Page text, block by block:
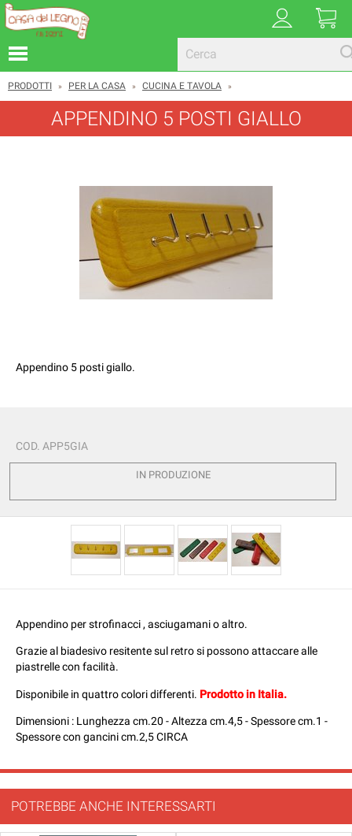
PRODOTTI » PER LA CASA » CUCINA E TAVOLA »
APPENDINO 5 POSTI GIALLO
Appendino 5 posti giallo.
COD. APP5GIA
IN PRODUZIONE
Appendino per strofinacci , asciugamani o altro.
Grazie al biadesivo resitente sul retro si possono attaccare alle
piastrelle con facilità.
Disponibile in quattro colori differenti. Prodotto in Italia.
Dimensioni : Lunghezza cm.20 - Altezza cm.4,5 - Spessore cm.1 -
Spessore con gancini cm.2,5 CIRCA
POTREBBE ANCHE INTERESSARTI